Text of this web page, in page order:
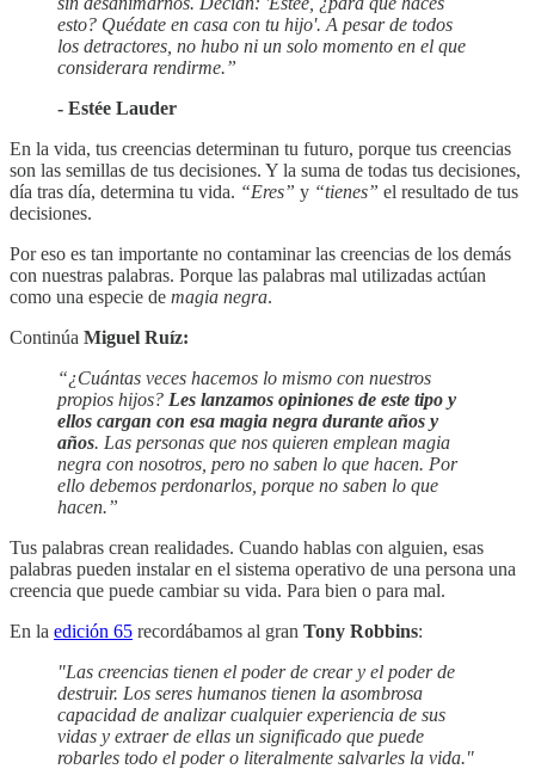
esto? Quédate en casa con tu hijo'. A pesar de todos
los detractores, no hubo ni un solo momento en el que
considerara rendirme.”
- Estée Lauder
En la vida, tus creencias determinan tu futuro, porque tus creencias
son las semillas de tus decisiones. Y la suma de todas tus decisiones,
día tras día, determina tu vida. “Eres” y “tienes” el resultado de tus
decisiones.
Por eso es tan importante no contaminar las creencias de los demás
con nuestras palabras. Porque las palabras mal utilizadas actúan
como una especie de magia negra.
Continúa Miguel Ruíz:
“¿Cuántas veces hacemos lo mismo con nuestros
propios hijos? Les lanzamos opiniones de este tipo y
ellos cargan con esa magia negra durante años y
años. Las personas que nos quieren emplean magia
negra con nosotros, pero no saben lo que hacen. Por
ello debemos perdonarlos, porque no saben lo que
hacen.”
Tus palabras crean realidades. Cuando hablas con alguien, esas
palabras pueden instalar en el sistema operativo de una persona una
creencia que puede cambiar su vida. Para bien o para mal.
En la edición 65 recordábamos al gran Tony Robbins:
"Las creencias tienen el poder de crear y el poder de
destruir. Los seres humanos tienen la asombrosa
capacidad de analizar cualquier experiencia de sus
vidas y extraer de ellas un significado que puede
robarles todo el poder o literalmente salvarles la vida."